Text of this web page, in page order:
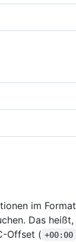
im Format
Das heißt,
Offset ( +00:00